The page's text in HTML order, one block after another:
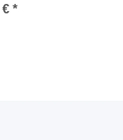
€ *